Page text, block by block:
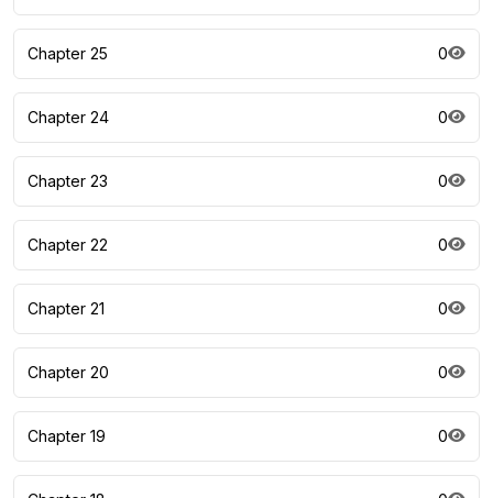
Chapter 25 0
Chapter 24 0
Chapter 23 0
Chapter 22 0
Chapter 21 0
Chapter 20 0
Chapter 19 0